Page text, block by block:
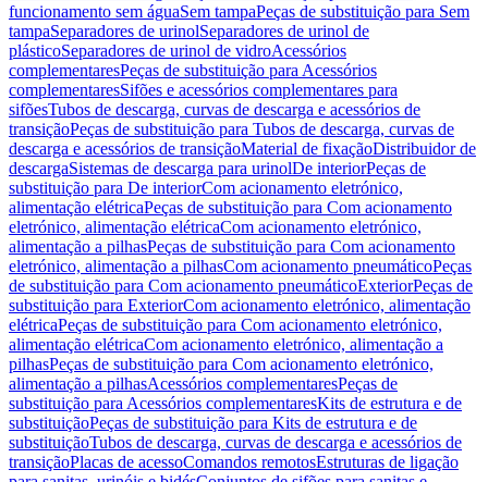
funcionamento sem águaSem tampaPeças de substituição para Sem
tampaSeparadores de urinolSeparadores de urinol de
plásticoSeparadores de urinol de vidroAcessórios
complementaresPeças de substituição para Acessórios
complementaresSifões e acessórios complementares para
sifõesTubos de descarga, curvas de descarga e acessórios de
transiçãoPeças de substituição para Tubos de descarga, curvas de
descarga e acessórios de transiçãoMaterial de fixaçãoDistribuidor de
descargaSistemas de descarga para urinolDe interiorPeças de
substituição para De interiorCom acionamento eletrónico,
alimentação elétricaPeças de substituição para Com acionamento
eletrónico, alimentação elétricaCom acionamento eletrónico,
alimentação a pilhasPeças de substituição para Com acionamento
eletrónico, alimentação a pilhasCom acionamento pneumáticoPeças
de substituição para Com acionamento pneumáticoExteriorPeças de
substituição para ExteriorCom acionamento eletrónico, alimentação
elétricaPeças de substituição para Com acionamento eletrónico,
alimentação elétricaCom acionamento eletrónico, alimentação a
pilhasPeças de substituição para Com acionamento eletrónico,
alimentação a pilhasAcessórios complementaresPeças de
substituição para Acessórios complementaresKits de estrutura e de
substituiçãoPeças de substituição para Kits de estrutura e de
substituiçãoTubos de descarga, curvas de descarga e acessórios de
transiçãoPlacas de acessoComandos remotosEstruturas de ligação